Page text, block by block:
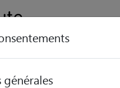
votre